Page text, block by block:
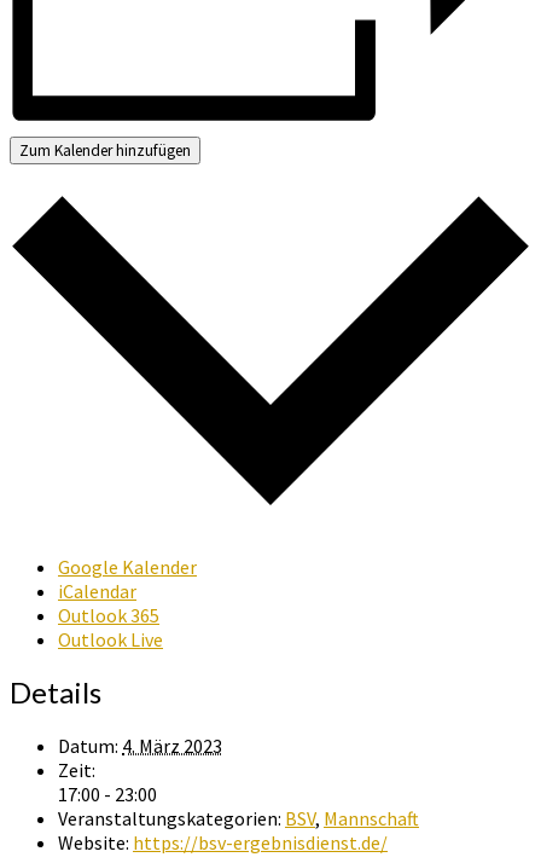
Zum Kalender hinzufügen
Google Kalender
iCalendar
Outlook 365
Outlook Live
Details
Datum: 4. März 2023
Zeit:
17:00 - 23:00
Veranstaltungskategorien: BSV, Mannschaft
Website: https://bsv-ergebnisdienst.de/